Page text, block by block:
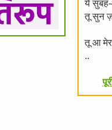
ये
तू सुन
तू आ
..